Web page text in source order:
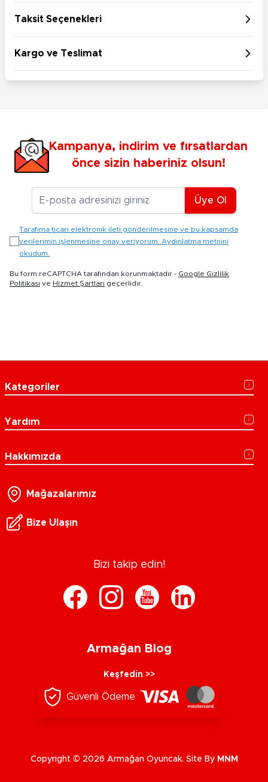
Taksit Seçenekleri
Kargo ve Teslimat
Kampanya, indirim ve fırsatlardan
önce sizin haberiniz olsun!
E-posta Adresiniz
Üye Ol
Tarafıma ticari elektronik ileti gönderilmesine ve bu kapsamda
verilerimin işlenmesine onay veriyorum. Aydınlatma metnini
okudum.
Bu form reCAPTCHA tarafından korunmaktadır - Google Gizlilik
Politikası ve Hizmet Şartları geçerlidir.
Kategoriler
Yardım
Hakkımızda
Mağazalarımız
Bize Ulaşın
Bizi takip edin!
Armağan Blog
Keşfedin >>
Güvenli Ödeme
Copyright © 2026 Armağan Oyuncak. Site By MNM